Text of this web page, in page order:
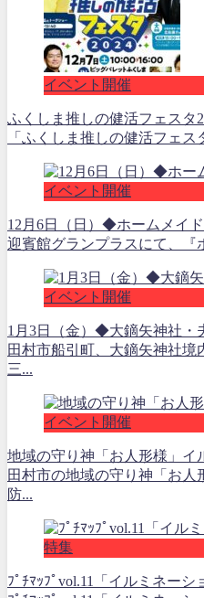
イベント開催
ふくしま推しの健活フェスタ
「ふくしま推しの健活フェ
イベント開催
12月6日（日）◆ホームメイ
迎賓館グランプラスにて、『
イベント開催
1月3日（金）◆大鏑矢神社・
田村市船引町、大鏑矢神社
三...
イベント開催
地域の守り神「お人形様」
田村市の地域の守り神「お
防...
特集
ﾌﾟﾁﾏｯﾌﾟvol.11「イルミネー